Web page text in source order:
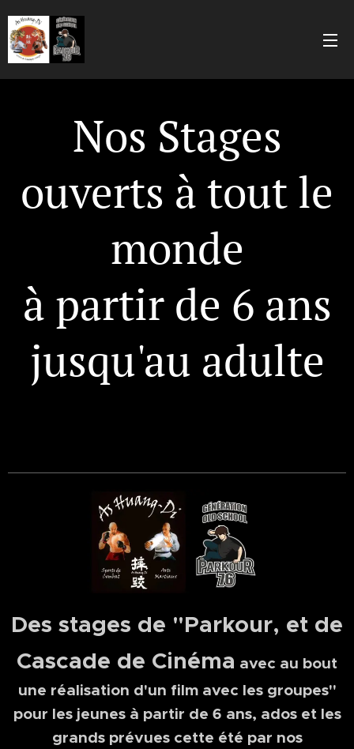
Nos Stages
ouverts à tout le
monde
à partir de 6 ans
jusqu'au adulte
Des stages de "Parkour, et de
Cascade de Cinéma avec au bout
une réalisation d'un film avec les groupes"
pour les jeunes à partir de 6 ans, ados et les
grands prévues cette été par nos